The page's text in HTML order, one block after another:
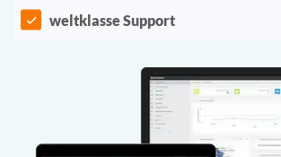
weltklasse Support